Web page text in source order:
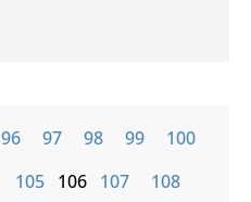
96 97 98 99
100
105 106 107
108